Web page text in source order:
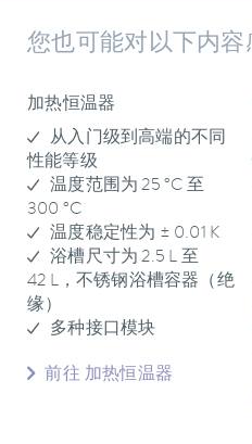
您也可能对以下内容
加热恒温器
从入门级到高端的不同
性能等级
温度范围为 25 °C 至
300 °C
温度稳定性为 ± 0.01 K
浴槽尺寸为 2.5 L 至
42 L，不锈钢浴槽容器（绝
缘）
多种接口模块
前往 加热恒温器